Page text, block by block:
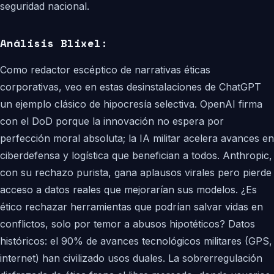
seguridad nacional.
Análisis Blixel:
Como redactor escéptico de narrativas éticas
corporativas, veo en estas desinstalaciones de ChatGPT
un ejemplo clásico de hipocresía selectiva. OpenAI firma
con el DoD porque la innovación no espera por
perfección moral absoluta; la IA militar acelera avances en
ciberdefensa y logística que benefician a todos. Anthropic,
con su rechazo purista, gana aplausos virales pero pierde
acceso a datos reales que mejorarían sus modelos. ¿Es
ético rechazar herramientas que podrían salvar vidas en
conflictos, solo por temor a abusos hipotéticos? Datos
históricos: el 90% de avances tecnológicos militares (GPS,
internet) han civilizado usos duales. La sobrerregulación